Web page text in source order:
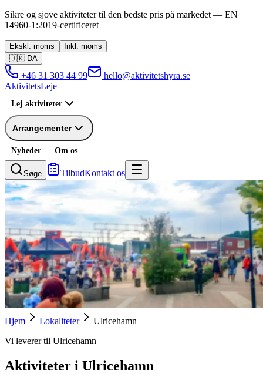
Sikre og sjove aktiviteter til den bedste pris på markedet — EN
14960-1:2019-certificeret
Ekskl. moms Inkl. moms
🇩🇰 DA
+46 31 303 44 99
hello@aktivitetshyra.se
AktivitetsLeje
Lej aktiviteter
Arrangementer
Nyheder Om os
Søge TilbudKontakt os
Hjem Lokaliteter
Ulricehamn
Vi leverer til Ulricehamn
Aktiviteter i Ulricehamn